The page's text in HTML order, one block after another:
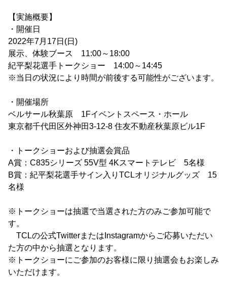
【実施概要】
・開催日
2022年7月17日(日)
展示、体験ブース 11:00～18:00
紀平梨花選手トークショー 14:00～14:45
※当日の状況により時間が前後する可能性がございます。
・開催場所
ベルサール秋葉原 1Fイベントスペース・ホール
東京都千代田区外神田3-12-8 住友不動産秋葉原ビル1F
・トークショーおよび抽選会賞品
A賞：C835シリーズ 55V型 4Kスマートテレビ 5名様
B賞：紀平梨花選手サイン入りTCLオリジナルグッズ 15
名様
※トークショーは抽選で当選された方のみご参加可能で
す。
TCLの公式TwitterまたはInstagramからご応募いただい
た方の中から抽選となります。
※トークショーにご参加のお客様に限り抽選会もお楽しみ
いただけます。